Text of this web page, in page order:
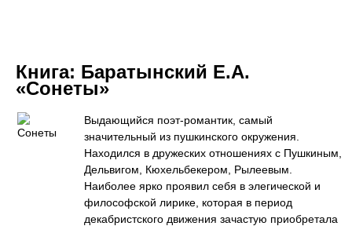
Книга: Баратынский Е.А.
«Сонеты»
Выдающийся поэт-романтик, самый
значительный из пушкинского окружения.
Находился в дружеских отношениях с Пушкиным,
Дельвигом, Кюхельбекером, Рылеевым.
Наиболее ярко проявил себя в элегической и
философской лирике, которая в период
декабристского движения зачастую приобретала